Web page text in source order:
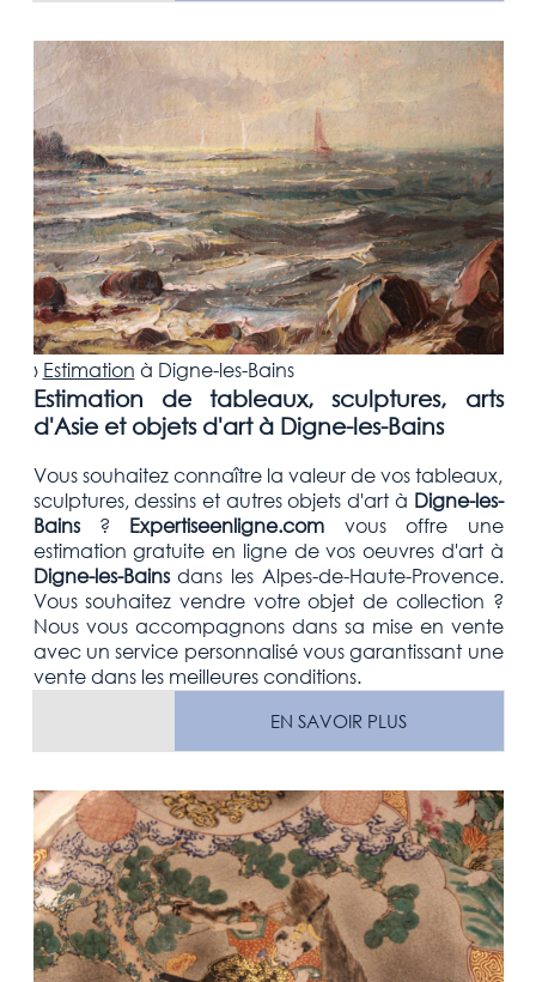
› Estimation à Digne-les-Bains
Estimation de tableaux, sculptures, arts
d'Asie et objets d'art à Digne-les-Bains
Vous souhaitez connaître la valeur de vos tableaux,
sculptures, dessins et autres objets d'art à Digne-les-
Bains? Expertiseenligne.com vous offre une
estimationgratuite en ligne de vos oeuvres d'art à
Digne-les-Bainsdans les Alpes-de-Haute-Provence.
Vous souhaitez vendre votreobjet de collection ?
Nous vous accompagnons dans sa mise en vente
avec un service personnalisé vous garantissant une
vente dans les meilleures conditions.
EN SAVOIR PLUS